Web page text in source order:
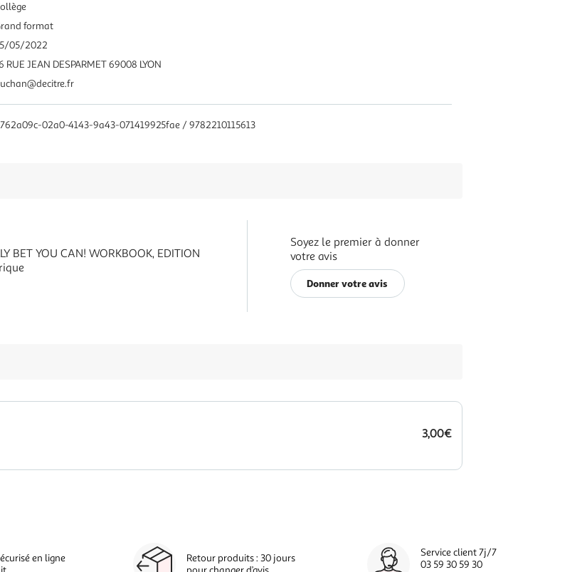
format
05/2022
RUE JEAN DESPARMET 69008 LYON
02a0-4143-9a43-071419925fae / 9782210115613
BET YOU CAN! WORKBOOK, EDITION
Soyez le premier à donner
votre avis
Donner votre avis
3,00€
en ligne
Retour produits : 30 jours
Service client 7j/7
03 59 30 59 30